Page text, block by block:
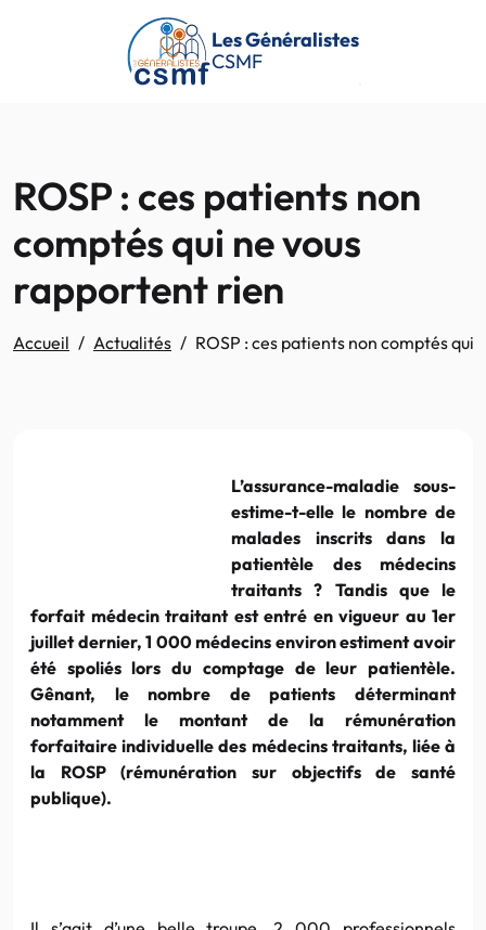
Passer au contenu principal
Les Généralistes
CSMF
ROSP : ces patients non
comptés qui ne vous
rapportent rien
Accueil Actualités ROSP : ces patients non comptés
L’assurance-maladie sous-
estime-t-elle le nombre de
malades inscrits dans la
patientèle des médecins
traitants ? Tandis que le
forfait médecin traitant est entré en vigueur au 1er
juillet dernier, 1 000 médecins environ estiment avoir
été spoliés lors du comptage de leur patientèle.
Gênant, le nombre de patients déterminant
notamment le montant de la rémunération
forfaitaire individuelle des médecins traitants, liée à
la ROSP (rémunération sur objectifs de santé
publique).